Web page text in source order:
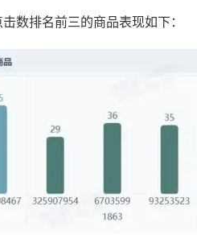
数排名前三的商品表现如下：